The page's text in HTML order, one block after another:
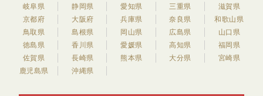
岐阜県
静岡県 愛知県 三重県
滋賀県
京都府
大阪府 兵庫県 奈良県
和歌山県
鳥取県
島根県 岡山県 広島県
山口県
徳島県
香川県 愛媛県 高知県
福岡県
佐賀県
長崎県 熊本県 大分県
宮崎県
鹿児島県
沖縄県